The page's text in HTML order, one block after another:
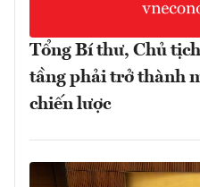
Tổng Bí thư, Chủ
tầng phải trở thành
chiến lược